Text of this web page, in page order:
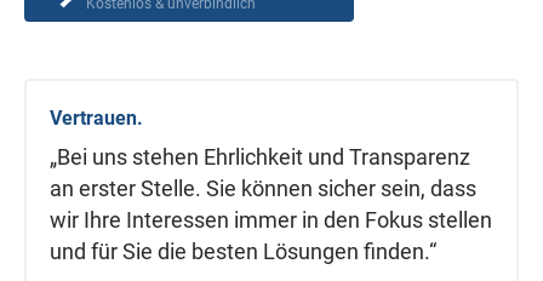
Kostenlos & unverbindlich
Vertrauen.
„Bei uns stehen Ehrlichkeit und Transparenz
an erster Stelle. Sie können sicher sein, dass
wir Ihre Interessen immer in den Fokus stellen
und für Sie die besten Lösungen finden.“